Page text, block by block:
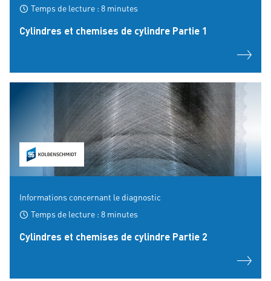
Temps de lecture : 8 minutes
Cylindres et chemises de cylindre Partie 1
Informations concernant le diagnostic
Temps de lecture : 8 minutes
Cylindres et chemises de cylindre Partie 2